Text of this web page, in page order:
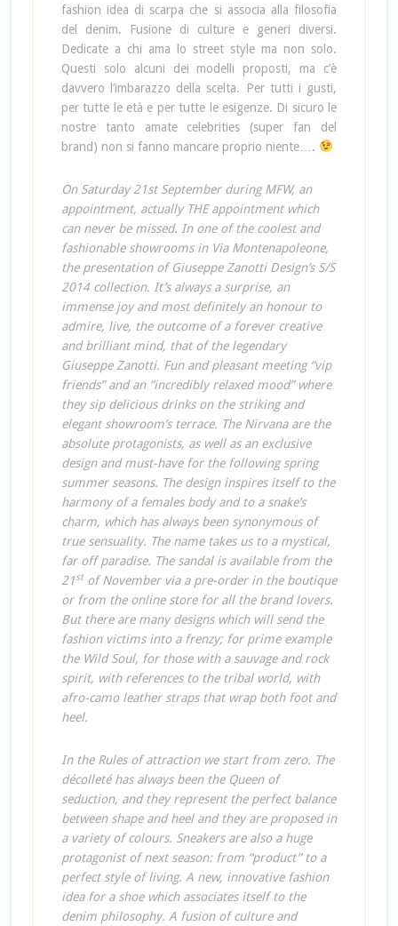
fashion idea di scarpa che si associa alla filosofia
del denim. Fusione di culture e generi diversi.
Dedicate a chi ama lo street style ma non solo.
Questi solo alcuni dei modelli proposti, ma c’è
davvero l’imbarazzo della scelta. Per tutti i gusti,
per tutte le età e per tutte le esigenze. Di sicuro le
nostre tanto amate celebrities (super fan del
brand) non si fanno mancare proprio niente….
On Saturday 21st September during MFW, an
appointment, actually THE appointment which
can never be missed. In one of the coolest and
fashionable showrooms in Via Montenapoleone,
the presentation of Giuseppe Zanotti Design’s S/S
2014 collection. It’s always a surprise, an
immense joy and most definitely an honour to
admire, live, the outcome of a forever creative
and brilliant mind, that of the legendary
Giuseppe Zanotti. Fun and pleasant meeting “vip
friends” and an “incredibly relaxed mood” where
they sip delicious drinks on the striking and
elegant showroom’s terrace. The Nirvana are the
absolute protagonists, as well as an exclusive
design and must-have for the following spring
summer seasons. The design inspires itself to the
harmony of a females body and to a snake’s
charm, which has always been synonymous of
true sensuality. The name takes us to a mystical,
far off paradise. The sandal is available from the
21stof November via a pre-order in the boutique
or from the online store for all the brand lovers.
But there are many designs which will send the
fashion victims into a frenzy; for prime example
the Wild Soul, for those with a sauvage and rock
spirit, with references to the tribal world, with
afro-camo leather straps that wrap both foot and
heel.
In the Rules of attraction we start from zero. The
décolleté has always been the Queen of
seduction, and they represent the perfect balance
between shape and heel and they are proposed in
a variety of colours. Sneakers are also a huge
protagonist of next season: from “product” to a
perfect style of living. A new, innovative fashion
idea for a shoe which associates itself to the
denim philosophy. A fusion of culture and